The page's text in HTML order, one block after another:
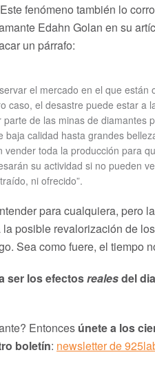
fenómeno también lo
Edahn Golan en su
un párrafo:
el mercado en el que están
caso, el desastre puede estar a
de las minas de diamantes
calidad hasta grandes
toda la producción para
su actividad si no pueden
ni ofrecido”.
para cualquiera, pero
posible revalorización de
Sea como fuere, el tiempo
ser los efectosrealesdel
Entonces únete a los
boletín: newsletter de